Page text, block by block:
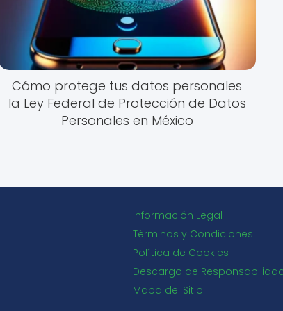
Cómo protege tus datos personales
la Ley Federal de Protección de Datos
Personales en México
Información Legal
Términos y Condiciones
Política de Cookies
Descargo de
Mapa del Sitio